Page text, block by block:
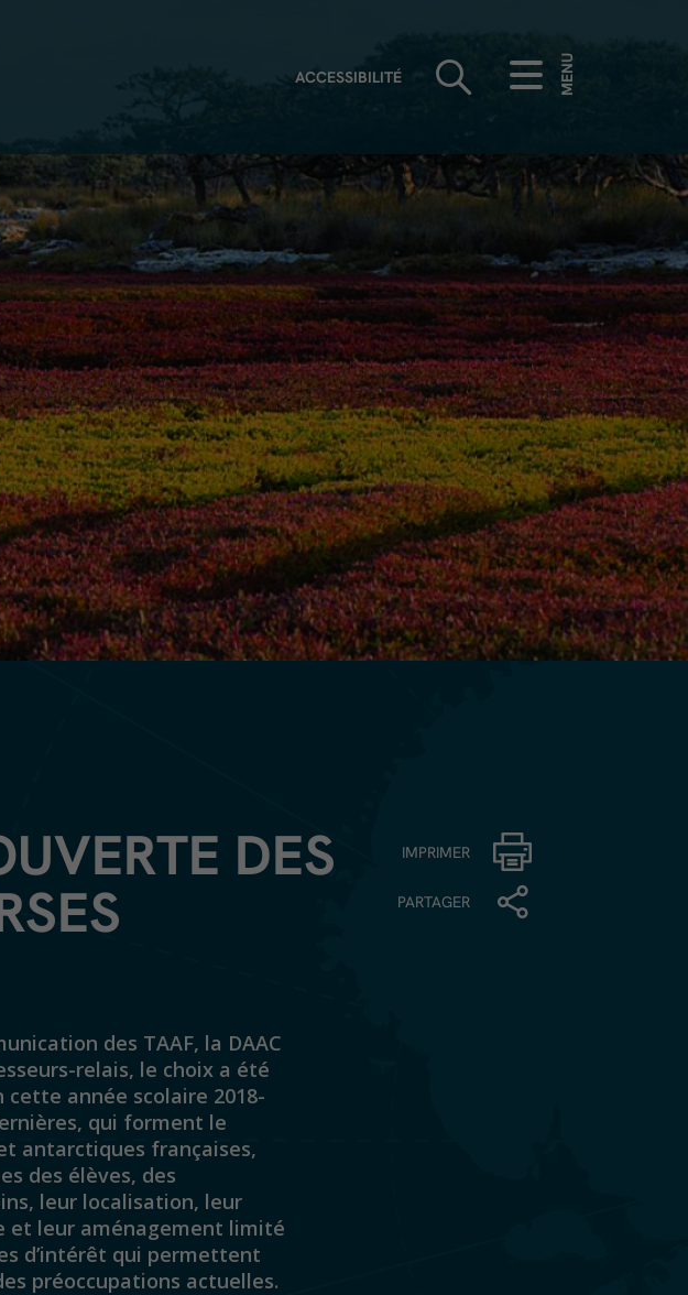
ACCESSIBILITÉ MENU
DES
IMPRIMER
PARTAGER
des TAAF, la DAAC
relais, le choix a été
année scolaire 2018-
qui forment le
antarctiques françaises,
des élèves, des
leur localisation, leur
et leur aménagement limité
d’intérêt qui permettent
préoccupations actuelles.